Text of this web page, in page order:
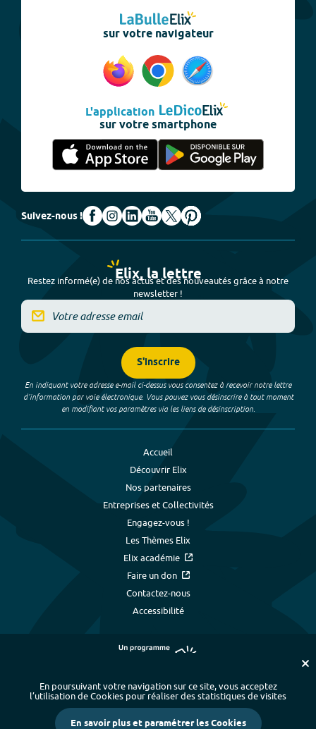
sur votre navigateur
L'application
sur votre smartphone
Suivez-nous !
Elix, la lettre
Restez informé(e) de nos actus et des nouveautés grâce à notre
newsletter !
S'inscrire
En indiquant votre adresse e-mail ci-dessus vous consentez à recevoir notre lettre
d’information par voie électronique. Vous pouvez vous désinscrire à tout moment
en modifiant vos paramètres via les liens de désinscription.
Accueil
Découvrir Elix
Nos partenaires
Entreprises et Collectivités
Engagez-vous !
Les Thèmes Elix
Elix académie
Faire un don
Contactez-nous
Accessibilité
Plan du site - Index alphabétique
-
Mentions légales et données personnelles
- Paramétrer les cookies
En poursuivant votre navigation sur ce site, vous acceptez
l’utilisation de Cookies pour réaliser des statistiques de visites
En savoir plus et paramétrer les Cookies